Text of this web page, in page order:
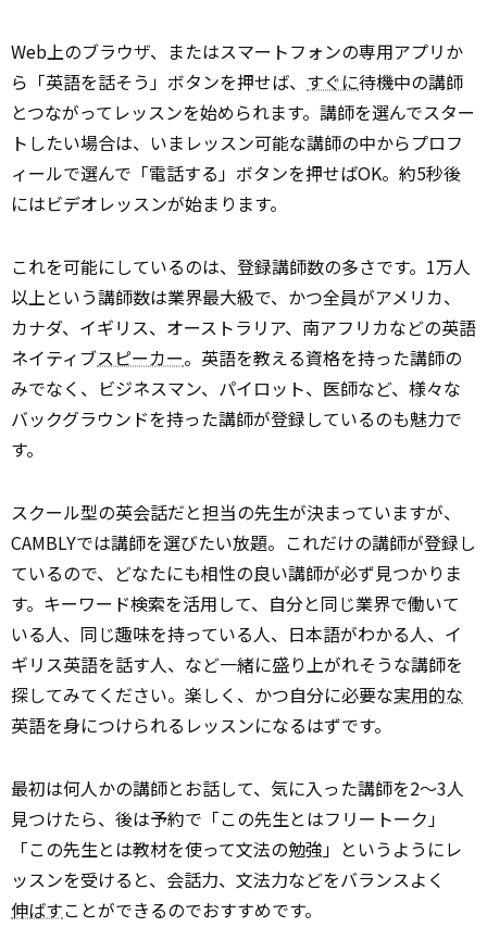
Web上のブラウザ、またはスマートフォンの専用アプリか
ら「英語を話そう」ボタンを押せば、 すぐに待機中の講師
とつながってレッスンを始められます。講師を選んでスター
トしたい場合は、いまレッスン可能な講師の中からプロフ
ィールで選んで「電話する」ボタンを押せばOK。約5秒後
にはビデオレッスンが始まります。
これを可能にしているのは、登録講師数の多さです。1万人
以上という講師数は業界最大級で、かつ全員がアメリカ、
カナダ、イギリス、オーストラリア、南アフリカなどの英語
ネイティブスピーカー。英語を教える資格を持った講師の
みでなく、ビジネスマン、パイロット、医師など、様々な
バックグラウンドを持った講師が登録しているのも魅力で
す。
スクール型の英会話だと担当の先生が決まっていますが、
CAMBLYでは講師を選びたい放題。これだけの講師が登録し
ているので、どなたにも相性の良い講師が必ず見つかりま
す。キーワード検索を活用して、自分と同じ業界で働いて
いる人、同じ趣味を持っている人、日本語がわかる人、イ
ギリス英語を話す人、など一緒に盛り上がれそうな講師を
探してみてください。楽しく、かつ自分に必要な実用的な
英語を身につけられるレッスンになるはずです。
最初は何人かの講師とお話して、気に入った講師を2～3人
見つけたら、後は予約で「この先生とはフリートーク」
「この先生とは教材を使って文法の勉強」というようにレ
ッスンを受けると、会話力、文法力などをバランスよく
伸ばすことができるのでおすすめです。